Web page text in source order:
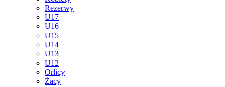
Rezerwy
U17
U16
U15
U14
U13
U12
Orlicy
Żacy